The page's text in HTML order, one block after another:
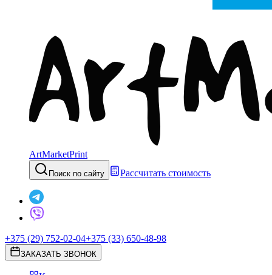
ArtMarketPrint
Поиск по сайту Рассчитать стоимость
+375 (29) 752-02-04+375 (33) 650-48-98
ЗАКАЗАТЬ ЗВОНОК